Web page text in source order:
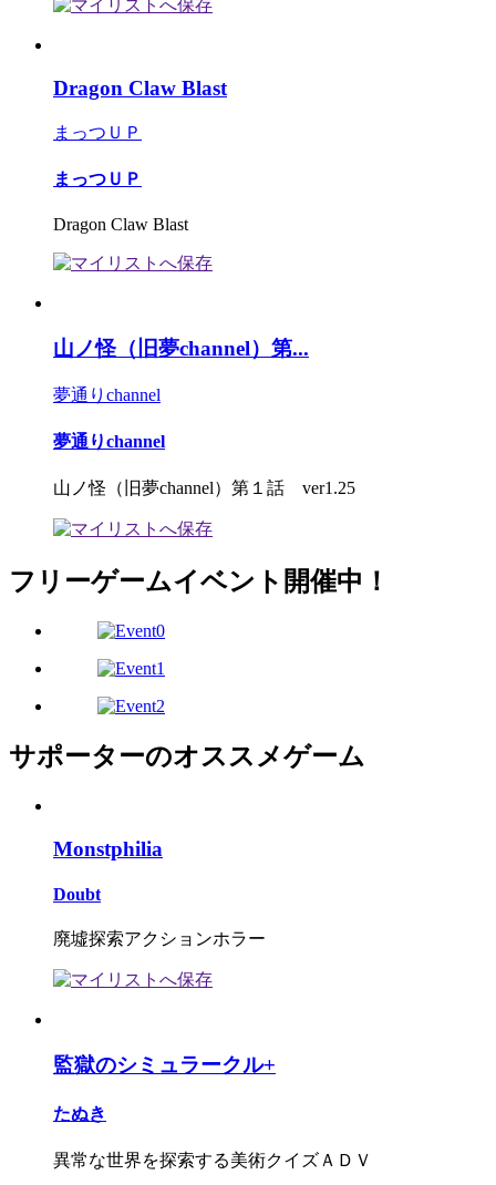
Dragon Claw Blast
まっつＵＰ
まっつＵＰ
Dragon Claw Blast
山ノ怪（旧夢channel）第...
夢通りchannel
夢通りchannel
山ノ怪（旧夢channel）第１話 ver1.25
フリーゲームイベント開催中！
サポーターのオススメゲーム
Monstphilia
Doubt
廃墟探索アクションホラー
監獄のシミュラークル+
たぬき
異常な世界を探索する美術クイズＡＤＶ